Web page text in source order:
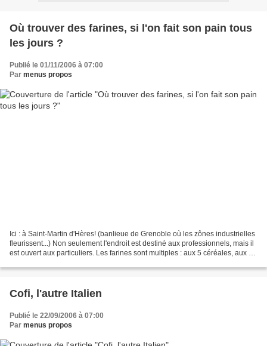
Où trouver des farines, si l'on fait son pain tous
les jours ?
Publié le 01/11/2006 à 07:00
Par menus propos
Ici : à Saint-Martin d'Hères! (banlieue de Grenoble où les zônes industrielles
fleurissent...) Non seulement l'endroit est destiné aux professionnels, mais il
est ouvert aux particuliers. Les farines sont multiples : aux 5 céréales, aux 7
Cofi, l'autre Italien
Publié le 22/09/2006 à 07:00
Par menus propos